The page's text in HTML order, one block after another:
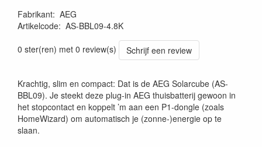
Fabrikant: AEG
Artikelcode: AS-BBL09-4.8K
0 ster(ren) met 0 review(s)
Schrijf een review
Krachtig, slim en compact: Dat is de AEG Solarcube (AS-
BBL09). Je steekt deze plug-in AEG thuisbatterij gewoon in
het stopcontact en koppelt ’m aan een P1-dongle (zoals
HomeWizard) om automatisch je (zonne-)energie op te
slaan.